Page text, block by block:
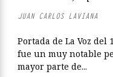
JUAN CARLOS LAVIANA
Portada de La Voz
fue un muy notable
mayor parte de...